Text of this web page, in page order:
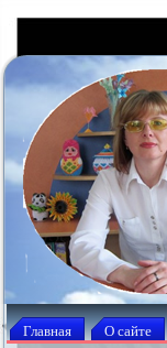
Главная О сайте